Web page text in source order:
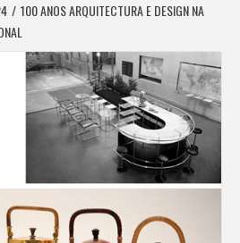
100 ANOS ARQUITECTURA E DESIGN NA